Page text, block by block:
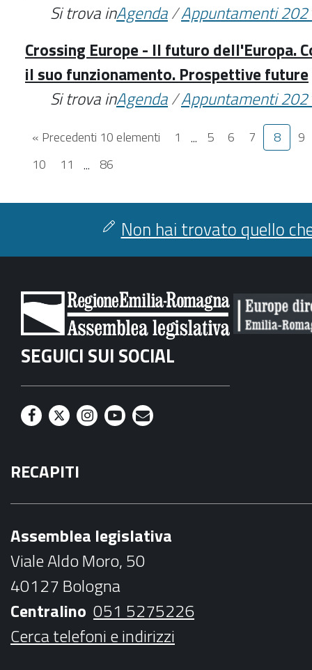
Si trova inAgenda/Appuntamenti
Crossing Europe - Il futuro dell'Europa.
il suo funzionamento. Prospettive future
Si trova inAgenda/Appuntamenti
« Precedenti 10 elementi 1 ... 5 6 7 8
9
10
11 ... 86
Non hai trovato quello
SEGUICI SUI SOCIAL
F
c
e
o
k
T
i
t
r
I
t
r
a
m
Y
t
b
e
M
l
RECAPITI
Assemblea legislativa
Viale Aldo Moro, 50
40127 Bologna
Centralino 051 5275226
Cerca telefoni e indirizzi